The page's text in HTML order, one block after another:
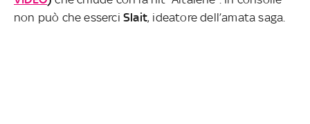
non può che esserci Slait, ideatore dell’amata saga.